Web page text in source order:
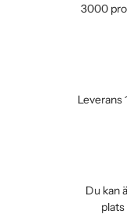
3000
Leverans
Du kan